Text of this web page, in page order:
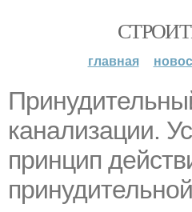
главная
канализации.
принцип